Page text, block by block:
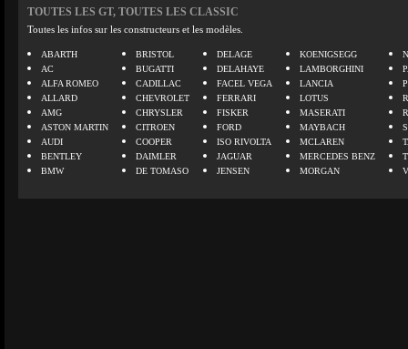
TOUTES LES GT, TOUTES LES CLASSIC
Toutes les infos sur les constructeurs et les modèles.
ABARTH
AC
ALFA ROMEO
ALLARD
AMG
ASTON MARTIN
AUDI
BENTLEY
BMW
BRISTOL
BUGATTI
CADILLAC
CHEVROLET
CHRYSLER
CITROEN
COOPER
DAIMLER
DE TOMASO
DELAGE
DELAHAYE
FACEL VEGA
FERRARI
FISKER
FORD
ISO RIVOLTA
JAGUAR
JENSEN
KOENIGSEGG
LAMBORGHINI
LANCIA
LOTUS
MASERATI
MAYBACH
MCLAREN
MERCEDES BENZ
MORGAN